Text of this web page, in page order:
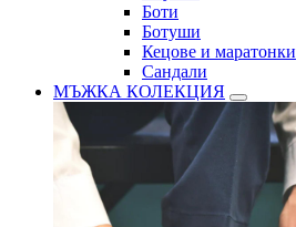
Боти
Ботуши
Кецове и маратонки
Сандали
МЪЖКА КОЛЕКЦИЯ